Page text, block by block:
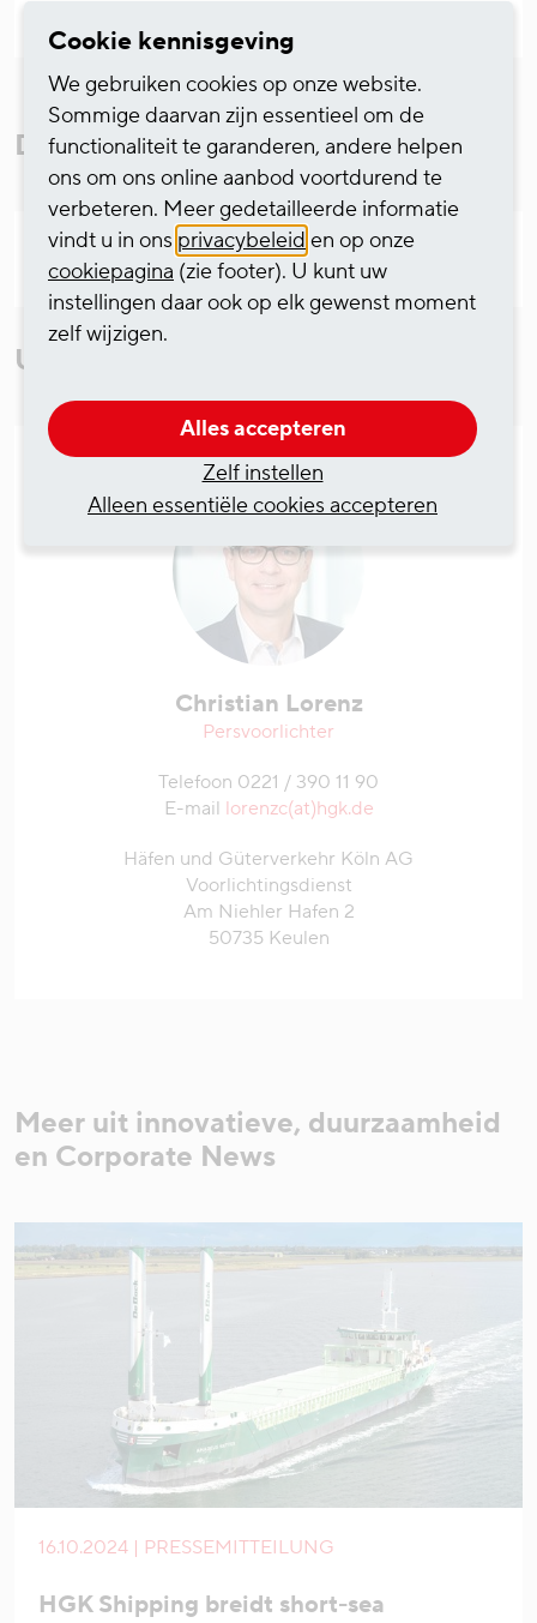
Downloads
Persbericht als pdf
Uw contactpersoon
Christian Lorenz
Persvoorlichter
Telefoon 0221 / 390 11 90
E-mail lorenzc(at)hgk.de
Häfen und Güterverkehr Köln AG
Voorlichtingsdienst
Am Niehler Hafen 2
50735 Keulen
Meer uit innovatieve, duurzaamheid
en Corporate News
16.10.2024 | PRESSEMITTEILUNG
HGK Shipping breidt short-sea
Cookie kennisgeving
We gebruiken cookies op onze website.
Sommige daarvan zijn essentieel om de
functionaliteit te garanderen, andere helpen
ons om ons online aanbod voortdurend te
verbeteren. Meer gedetailleerde informatie
vindt u in ons privacybeleid en op onze
cookiepagina (zie footer). U kunt uw
instellingen daar ook op elk gewenst moment
zelf wijzigen.
Alles accepteren
Zelf instellen
Alleen essentiële cookies accepteren